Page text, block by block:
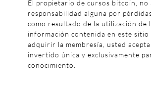
El propietario de cursos bitcoin, no
responsabilidad alguna por
como resultado de la utilización de
información contenida en este sitio
adquirir la membresía, usted
invertido única y exclusivamente
conocimiento.